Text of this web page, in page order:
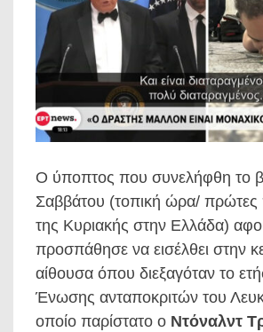
Ο ύποπτος που συνελήφθη το
Σαββάτου (τοπική ώρα/ πρώτες
της Κυριακής στην Ελλάδα)
προσπάθησε να εισέλθει στην
αίθουσα όπου διεξαγόταν το
Ένωσης ανταποκριτών του
οποίο παρίστατο ο Ντόναλντ